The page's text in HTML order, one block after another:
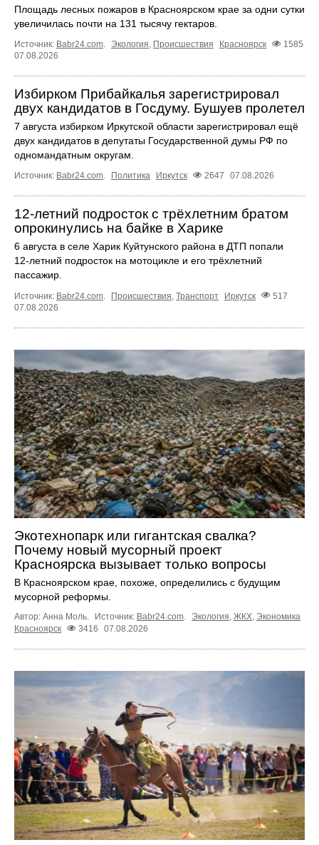
Площадь лесных пожаров в Красноярском крае за одни сутки
увеличилась почти на 131 тысячу гектаров.
Источник: Babr24.com. Экология, Происшествия Красноярск
1585
07.08.2026
Избирком Прибайкалья зарегистрировал
двух кандидатов в Госдуму. Бушуев пролетел
7 августа избирком Иркутской области зарегистрировал ещё
двух кандидатов в депутаты Государственной думы РФ по
одномандатным округам.
Источник: Babr24.com. Политика Иркутск 2647 07.08.2026
12‑летний подросток с трёхлетним братом
опрокинулись на байке в Харике
6 августа в селе Харик Куйтунского района в ДТП попали
12‑летний подросток на мотоцикле и его трёхлетний
пассажир.
Источник: Babr24.com Происшествия Транспорт Иркутск
517
07.08.2026
Экотехнопарк или гигантская свалка?
Почему новый мусорный проект
Красноярска вызывает только вопросы
В Красноярском крае, похоже, определились с будущим
мусорной реформы.
Автор: Анна Моль. Источник: Babr24.com. Экология, ЖКХ, Экономика
Красноярск
3416 07.08.2026